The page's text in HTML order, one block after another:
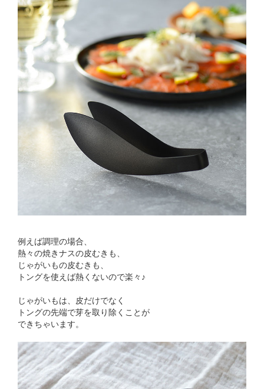
例えば調理の場合、
熱々の焼きナスの皮むきも、
じゃがいもの皮むきも、
トングを使えば熱くないので楽々♪
じゃがいもは、皮だけでなく
トングの先端で芽を取り除くことが
できちゃいます。